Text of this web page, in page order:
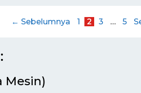
← Sebelumnya Halaman
1 Halaman
2 Halaman
3 … 5
Mesin)